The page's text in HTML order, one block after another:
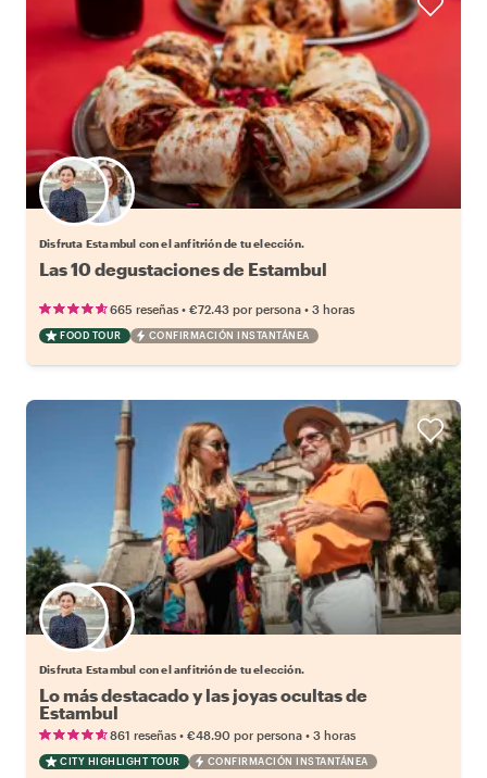
Elige tu local favorito
Disfruta Estambul con el anfitrión de tu elección.
Las 10 degustaciones de Estambul
665 reseñas • €72.43 por persona • 3 horas
FOOD TOUR CONFIRMACIÓN INSTANTÁNEA
Elige tu local favorito
Disfruta Estambul con el anfitrión de tu elección.
Lo más destacado y las joyas ocultas de
Estambul
861 reseñas • €48.90 por persona • 3 horas
CITY HIGHLIGHT TOUR CONFIRMACIÓN INSTANTÁNEA